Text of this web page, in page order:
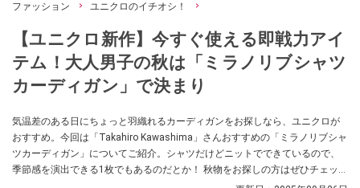
ファッション ユニクロのイチオシ！
【ユニクロ新作】今すぐ使える即戦力アイ
テム！大人男子の秋は「ミラノリブシャツ
カーディガン」で決まり
気温差のある日にちょっと羽織れるカーディガンをお探しなら、ユニクロが
おすすめ。今回は「Takahiro Kawashima」さんおすすめの「ミラノリブシャ
ツカーディガン」についてご紹介。シャツだけどニットでできているので、
季節感を演出できる1枚でもあるのだとか！ 秋物をお探しの方はぜひチェック